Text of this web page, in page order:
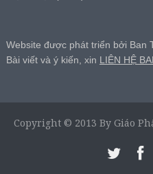
Website được phát triển bởi Ban
Bài viết và ý kiến, xin LIÊN HỆ
Copyright © 2013 By Giáo